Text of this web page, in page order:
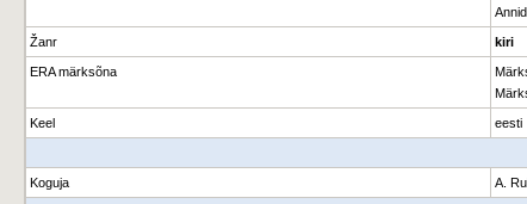
Žanr kiri
ERA märksõna
Keel eesti
Koguja A.